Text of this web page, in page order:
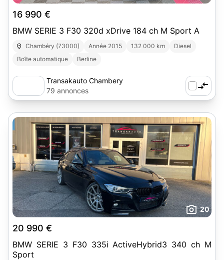
16 990 €
BMW SERIE 3 F30 320d xDrive 184 ch M Sport A
Chambéry (73000) Année 2015 132 000 km
Diesel
Boîte automatique
Berline
Transakauto Chambery
79 annonces
20
20 990 €
BMW SERIE 3 F30 335i ActiveHybrid3 340 ch M
Sport